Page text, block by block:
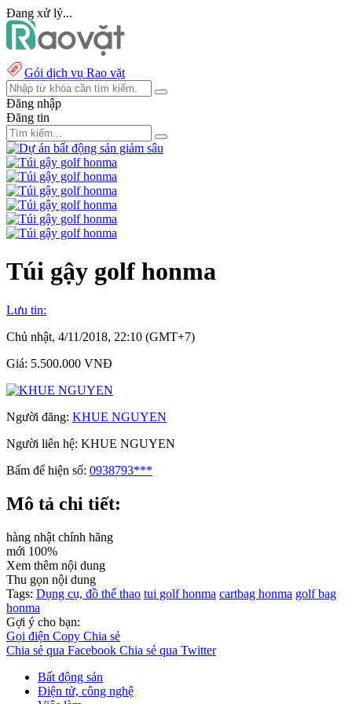
Đang xử lý...
Gói dịch vụ Rao vặt
Đăng nhập
Đăng tin
Túi gậy golf honma
Lưu tin:
Chủ nhật, 4/11/2018, 22:10 (GMT+7)
Giá: 5.500.000 VNĐ
Người đăng: KHUE NGUYEN
Người liên hệ: KHUE NGUYEN
Bấm để hiện số: 0938793***
Mô tả chi tiết:
hàng nhật chính hãng
mới 100%
Xem thêm nội dung
Thu gọn nội dung
Tags: Dụng cụ, đồ thể thao tui golf honma cartbag honma golf bag
honma
Gợi ý cho bạn:
Gọi điện Copy Chia sẻ
Chia sẻ qua Facebook Chia sẻ qua Twitter
Bất động sản
Điện tử, công nghệ